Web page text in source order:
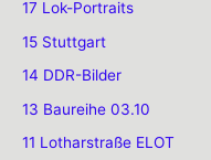
17 Lok-Portraits
15 Stuttgart
14 DDR-Bilder
13 Baureihe 03.10
11 Lotharstraße ELOT